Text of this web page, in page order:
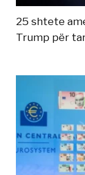
25 shtete
Trump për